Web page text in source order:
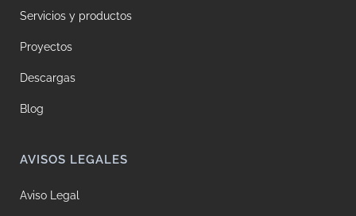
Servicios y productos
Proyectos
Descargas
Blog
AVISOS LEGALES
Aviso Legal